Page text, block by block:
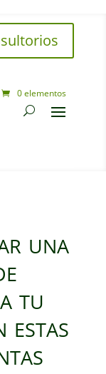
0 elementos
una
tu